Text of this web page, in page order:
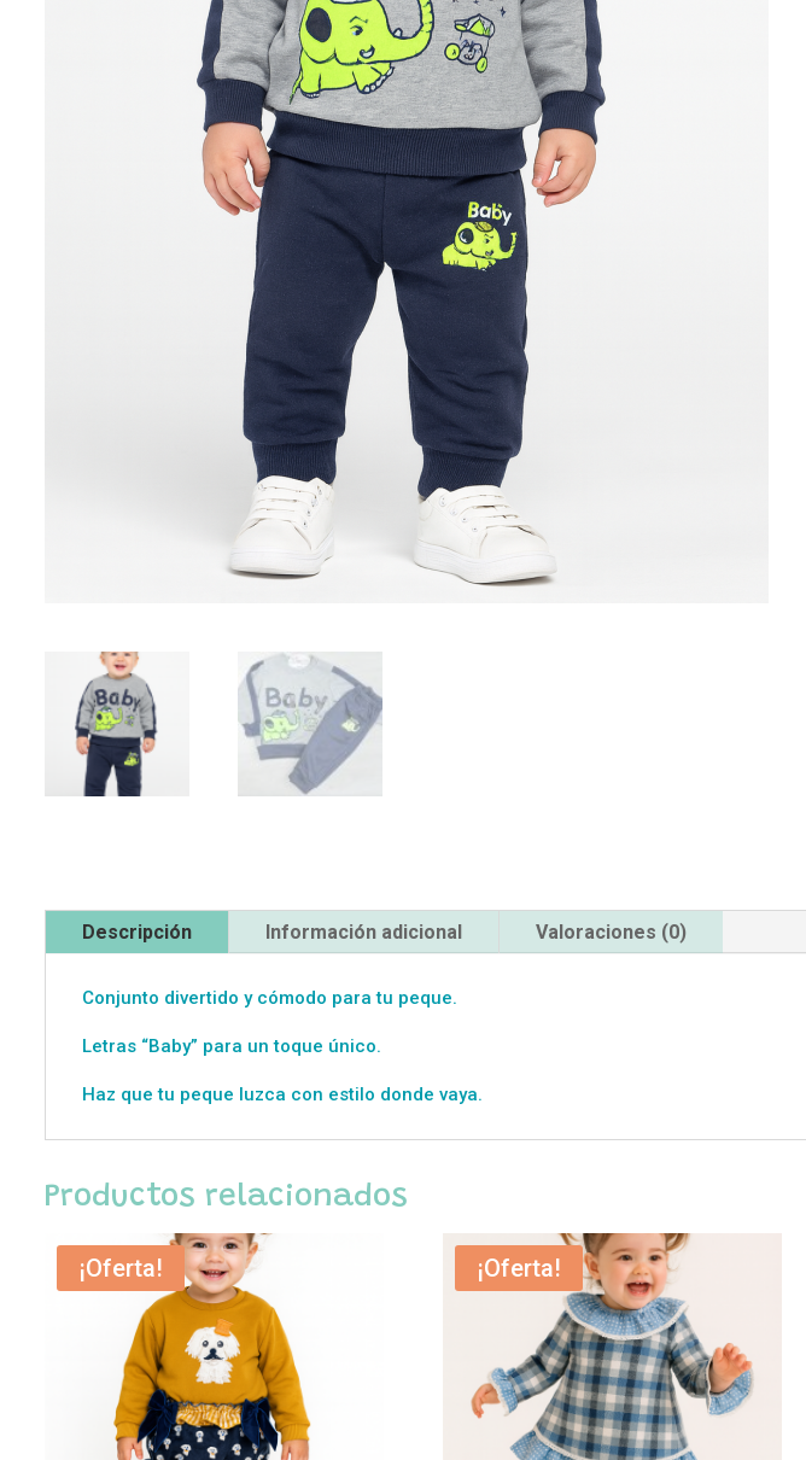
Descripción Información adicional Valoraciones (0)
Conjunto divertido y cómodo para tu peque.
Letras “Baby” para un toque único.
Haz que tu peque luzca con estilo donde vaya.
Productos relacionados
¡Oferta! ¡Oferta!